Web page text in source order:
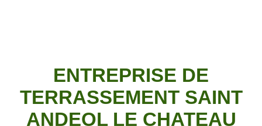
ENTREPRISE DE
TERRASSEMENT SAINT
ANDEOL LE CHATEAU